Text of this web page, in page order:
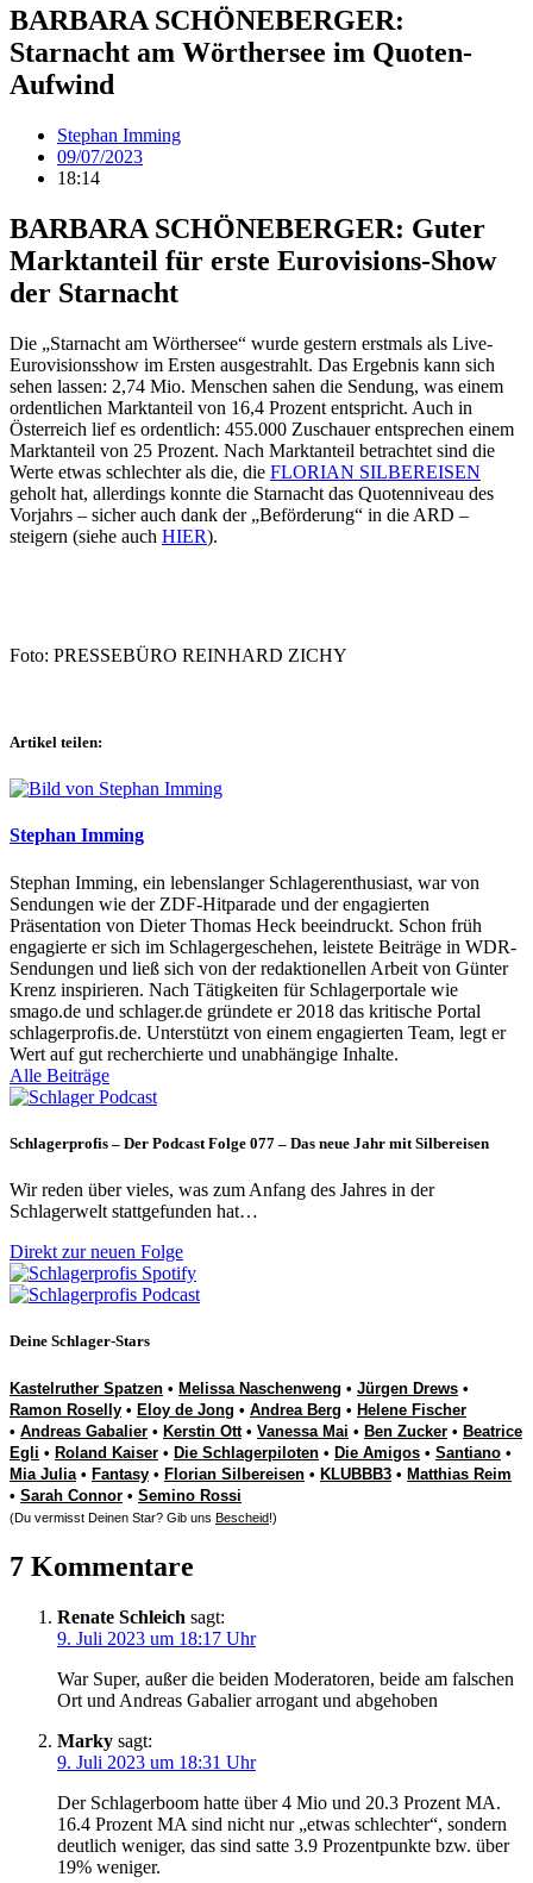
BARBARA SCHÖNEBERGER:
Starnacht am Wörthersee im Quoten-
Aufwind
Stephan Imming
09/07/2023
18:14
BARBARA SCHÖNEBERGER: Guter
Marktanteil für erste Eurovisions-Show
der Starnacht
Die „Starnacht am Wörthersee“ wurde gestern erstmals als Live-
Eurovisionsshow im Ersten ausgestrahlt. Das Ergebnis kann sich
sehen lassen: 2,74 Mio. Menschen sahen die Sendung, was einem
ordentlichen Marktanteil von 16,4 Prozent entspricht. Auch in
Österreich lief es ordentlich: 455.000 Zuschauer entsprechen einem
Marktanteil von 25 Prozent. Nach Marktanteil betrachtet sind die
Werte etwas schlechter als die, die FLORIAN SILBEREISEN
geholt hat, allerdings konnte die Starnacht das Quotenniveau des
Vorjahrs – sicher auch dank der „Beförderung“ in die ARD –
steigern (siehe auch HIER).
Foto: PRESSEBÜRO REINHARD ZICHY
Artikel teilen:
Stephan Imming
Stephan Imming, ein lebenslanger Schlagerenthusiast, war von
Sendungen wie der ZDF-Hitparade und der engagierten
Präsentation von Dieter Thomas Heck beeindruckt. Schon früh
engagierte er sich im Schlagergeschehen, leistete Beiträge in WDR-
Sendungen und ließ sich von der redaktionellen Arbeit von Günter
Krenz inspirieren. Nach Tätigkeiten für Schlagerportale wie
smago.de und schlager.de gründete er 2018 das kritische Portal
schlagerprofis.de. Unterstützt von einem engagierten Team, legt er
Wert auf gut recherchierte und unabhängige Inhalte.
Alle Beiträge
Schlagerprofis – Der Podcast Folge 077 – Das neue Jahr mit Silbereisen
Wir reden über vieles, was zum Anfang des Jahres in der
Schlagerwelt stattgefunden hat…
Direkt zur neuen Folge
Deine Schlager-Stars
Kastelruther Spatzen • Melissa Naschenweng • Jürgen Drews •
Ramon Roselly • Eloy de Jong • Andrea Berg • Helene Fischer
• Andreas Gabalier • Kerstin Ott• Vanessa Mai • Ben Zucker • Beatrice
Egli • Roland Kaiser • Die Schlagerpiloten • Die Amigos • Santiano •
Mia Julia• Fantasy • Florian Silbereisen • KLUBBB3 • Matthias Reim
• Sarah Connor • Semino Rossi
(Du vermisst Deinen Star? Gib uns Bescheid!)
7 Kommentare
Renate Schleich sagt:
9. Juli 2023 um 18:17 Uhr
War Super, außer die beiden Moderatoren, beide am falschen
Ort und Andreas Gabalier arrogant und abgehoben
Marky sagt:
9. Juli 2023 um 18:31 Uhr
Der Schlagerboom hatte über 4 Mio und 20.3 Prozent MA.
16.4 Prozent MA sind nicht nur „etwas schlechter“, sondern
deutlich weniger, das sind satte 3.9 Prozentpunkte bzw. über
19% weniger.